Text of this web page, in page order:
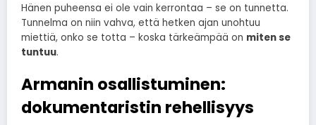
Hänen puheensa ei ole vain kerrontaa – se on tunnetta.
Tunnelma on niin vahva, että hetken ajan unohtuu
miettiä, onko se totta – koska tärkeämpää on miten se
tuntuu.
Armanin osallistuminen:
dokumentaristin rehellisyys